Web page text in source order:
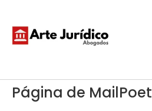
Página de MailPoet